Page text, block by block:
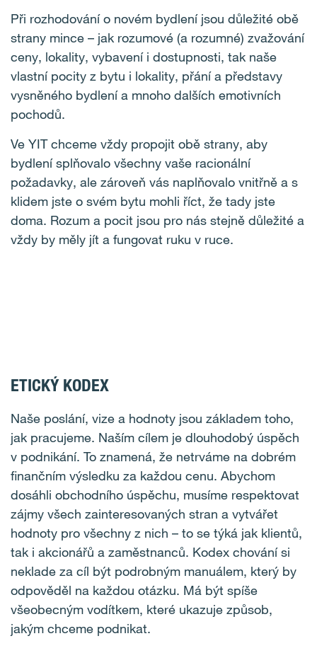
Při rozhodování o novém bydlení jsou důležité obě
strany mince – jak rozumové (a rozumné) zvažování
ceny, lokality, vybavení i dostupnosti, tak naše
vlastní pocity z bytu i lokality, přání a představy
vysněného bydlení a mnoho dalších emotivních
pochodů.
Ve YIT chceme vždy propojit obě strany, aby
bydlení splňovalo všechny vaše racionální
požadavky, ale zároveň vás naplňovalo vnitřně a s
klidem jste o svém bytu mohli říct, že tady jste
doma. Rozum a pocit jsou pro nás stejně důležité a
vždy by měly jít a fungovat ruku v ruce.
ETICKÝ KODEX
Naše poslání, vize a hodnoty jsou základem toho,
jak pracujeme. Naším cílem je dlouhodobý úspěch
v podnikání. To znamená, že netrváme na dobrém
finančním výsledku za každou cenu. Abychom
dosáhli obchodního úspěchu, musíme respektovat
zájmy všech zainteresovaných stran a vytvářet
hodnoty pro všechny z nich – to se týká jak klientů,
tak i akcionářů a zaměstnanců. Kodex chování si
neklade za cíl být podrobným manuálem, který by
odpověděl na každou otázku. Má být spíše
všeobecným vodítkem, které ukazuje způsob,
jakým chceme podnikat.